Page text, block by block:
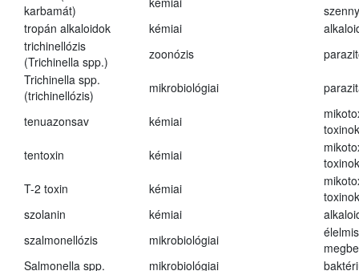
karbamát)
tropán alkaloidok
kémiai
trichinellózis
(Trichinella spp.)
zoonózis
Trichinella spp.
(trichinellózis)
mikrobiológiai
tenuazonsav kémiai
toxinok
tentoxin
kémiai
toxinok
T-2 toxin
kémiai
toxinok
szolanin
kémiai
szalmonellózis
mikrobiológiai
Salmonella spp.
mikrobiológiai